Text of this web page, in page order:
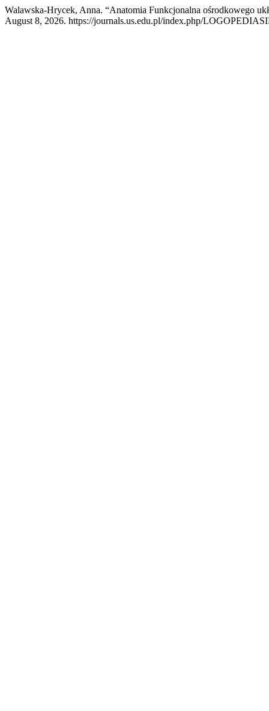
Walawska-Hrycek, Anna. “Anatomia Funkcjonalna ośrodkowego
August 8, 2026. https://journals.us.edu.pl/index.php/